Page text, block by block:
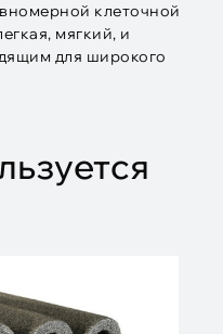
клеточной
мягкий, и
для широкого